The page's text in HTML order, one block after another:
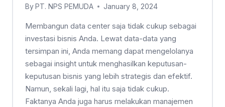
ByPT. NPS PEMUDA January 8, 2024
Membangun data center saja tidak cukup sebagai
investasi bisnis Anda. Lewat data-data yang
tersimpan ini, Anda memang dapat mengelolanya
sebagai insight untuk menghasilkan keputusan-
keputusan bisnis yang lebih strategis dan efektif.
Namun, sekali lagi, hal itu saja tidak cukup.
Faktanya Anda juga harus melakukan manajemen